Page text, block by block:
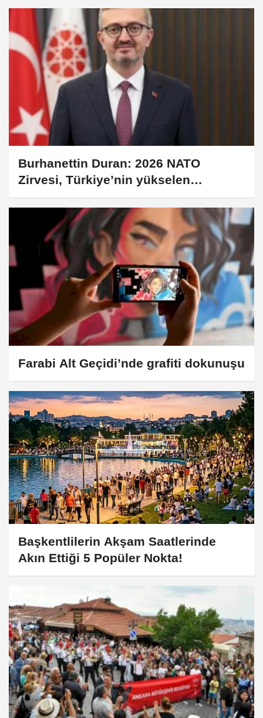
Burhanettin Duran: 2026 NATO
Zirvesi, Türkiye’nin yükselen
ağırlığını gösterecek
Farabi Alt Geçidi’nde grafiti dokunuşu
Başkentlilerin Akşam Saatlerinde
Akın Ettiği 5 Popüler Nokta!